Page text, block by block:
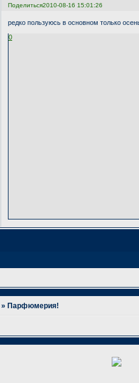
Поделиться2010-08-16 15:01:26
редко пользуюсь в основном только
0
» Парфюмерия!